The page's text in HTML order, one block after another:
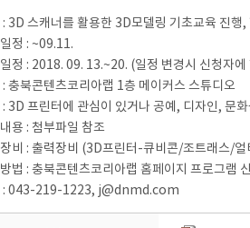
: 3D 스캐너를 활용한 3D모델링 기초교육 진
정 : ~09.11.
정 : 2018. 09. 13.~20. (일정 변경시 신청자에
: 충북콘텐츠코리아랩 1층 메이커스 스튜디오
: 3D 프린터에 관심이 있거나 공예, 디자인, 문
용 : 첨부파일 참조
비 : 출력장비 (3D프린터-큐비콘/조트래스/
법 : 충북콘텐츠코리아랩 홈페이지 프로그
: 043-219-1223, j@dnmd.com